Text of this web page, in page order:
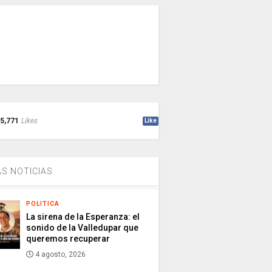
5,771 Likes Like
NOTICIAS
POLITICA
La sirena de la Esperanza: el
sonido de la Valledupar que
queremos recuperar
4 agosto, 2026